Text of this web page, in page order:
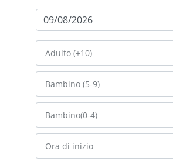
Adulto (+10)
Bambino (5-9)
Bambino(0-4)
Ora di inizio